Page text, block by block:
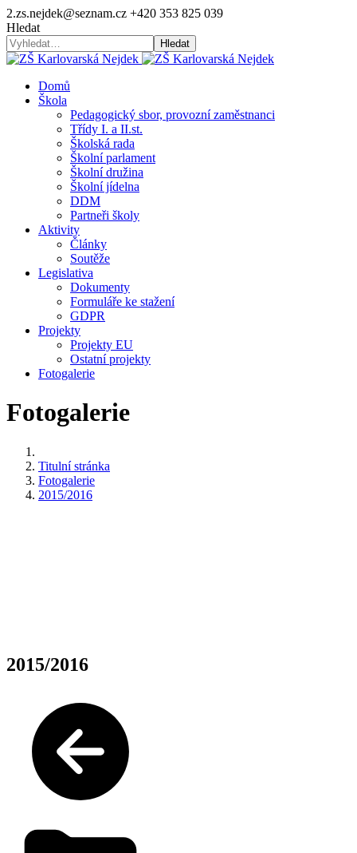
2.zs.nejdek@seznam.cz +420 353 825 039
Hledat
Hledat
Domů
Škola
Pedagogický sbor, provozní zaměstnanci
Třídy I. a II.st.
Školská rada
Školní parlament
Školní družina
Školní jídelna
DDM
Partneři školy
Aktivity
Články
Soutěže
Legislativa
Dokumenty
Formuláře ke stažení
GDPR
Projekty
Projekty EU
Ostatní projekty
Fotogalerie
Fotogalerie
Titulní stránka
Fotogalerie
2015/2016
2015/2016